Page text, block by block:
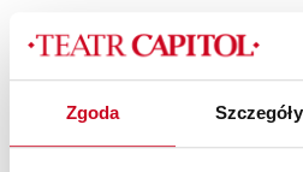
Zgoda Szczegóły